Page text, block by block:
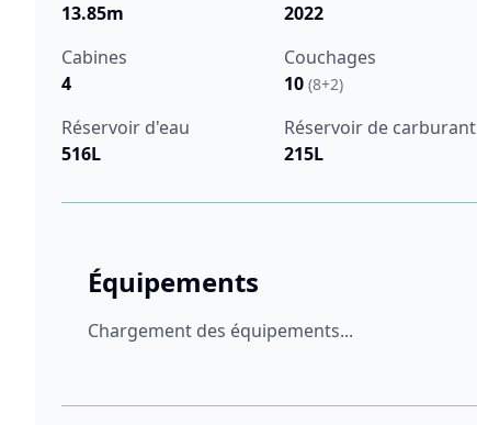
13.85m
2022
Cabines
4
Couchages
10 (8+2)
Réservoir d'eau
516L
Réservoir de carburant
215L
Équipements
Chargement des équipements...